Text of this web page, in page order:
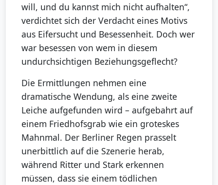
will, und du kannst mich nicht aufhalten“,
verdichtet sich der Verdacht eines Motivs
aus Eifersucht und Besessenheit. Doch wer
war besessen von wem in diesem
undurchsichtigen Beziehungsgeflecht?
Die Ermittlungen nehmen eine
dramatische Wendung, als eine zweite
Leiche aufgefunden wird – aufgebahrt auf
einem Friedhofsgrab wie ein groteskes
Mahnmal. Der Berliner Regen prasselt
unerbittlich auf die Szenerie herab,
während Ritter und Stark erkennen
müssen, dass sie einem tödlichen